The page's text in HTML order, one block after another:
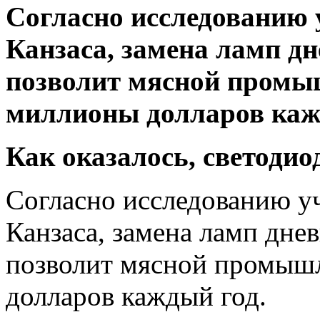
Согласно
Канзаса, замена ламп
позволит мясной
миллионы долларов
Как оказалось,
Согласно исследованию
Канзаса, замена ламп
позволит мясной
долларов каждый год.